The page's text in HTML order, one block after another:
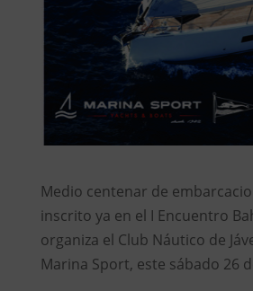
Medio centenar de
inscrito ya en el I Encuentro
organiza el Club Náutico de
Marina Sport, este sábado 26